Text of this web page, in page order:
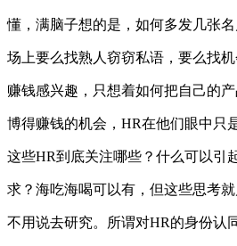
懂，满脑子想的是，如何多发几张
场上要么找熟人窃窃私语，要么找
赚钱感兴趣，只想着如何把自己的
博得赚钱的机会，HR在他们眼中只
这些HR到底关注哪些？什么可以引
求？海吃海喝可以有，但这些思考
不用说去研究。所谓对HR的身份认